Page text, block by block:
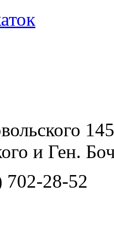
и Ген.
702-28-52